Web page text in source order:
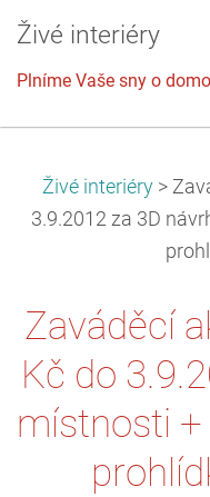
Živé interiéry
Plníme Vaše sny o
Živé interiéry >
3.9.2012 za 3D
Zaváděcí
Kč do
místnosti